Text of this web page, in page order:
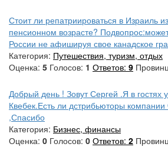
Стоит ли репатриироваться в Израиль
пенсионном возрасте?
России не афишируя свое канадское
Категория: Путешествия, туризм, отдых
Оценка: 5 Голосов: 1 Ответов: 9
Добрый день ! Зовут Сергей .Я в гостях
Квебек.Есть ли дстрибьюторы
,Спасибо
Категория: Бизнес, финансы
Оценка: 0 Голосов: 0 Ответов: 2